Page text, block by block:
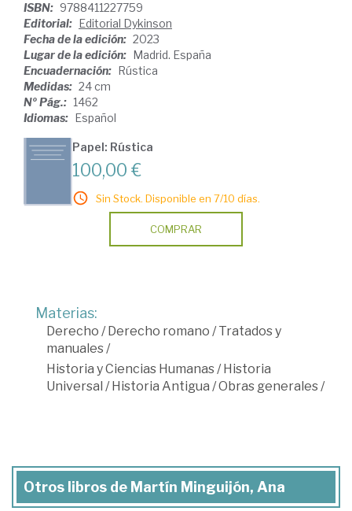
ISBN: 9788411227759
Editorial:
Editorial Dykinson
Fecha de la edición: 2023
Lugar de la edición:
Madrid. España
Encuadernación:
Rústica
Medidas: 24 cm
Nº Pág.: 1462
Idiomas:
Español
Papel: Rústica
100,00 €
Sin Stock. Disponible en 7/10 días.
COMPRAR
Materias:
Derecho / Derecho romano /Tratados y
manuales/
Historia y Ciencias Humanas/ Historia
Universal / Historia Antigua /Obras generales/
Otros libros de Martín Minguijón, Ana